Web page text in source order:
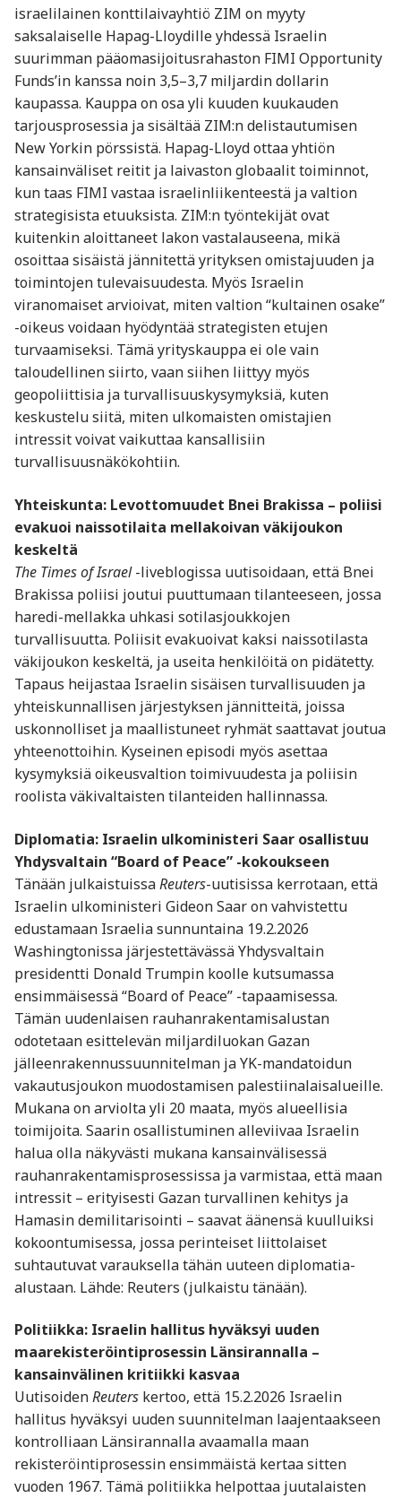
israelilainen konttilaivayhtiö ZIM on myyty
saksalaiselle Hapag-Lloydille yhdessä Israelin
suurimman pääomasijoitusrahaston FIMI Opportunity
Funds’in kanssa noin 3,5–3,7 miljardin dollarin
kaupassa. Kauppa on osa yli kuuden kuukauden
tarjousprosessia ja sisältää ZIM:n delistautumisen
New Yorkin pörssistä. Hapag-Lloyd ottaa yhtiön
kansainväliset reitit ja laivaston globaalit toiminnot,
kun taas FIMI vastaa israelinliikenteestä ja valtion
strategisista etuuksista. ZIM:n työntekijät ovat
kuitenkin aloittaneet lakon vastalauseena, mikä
osoittaa sisäistä jännitettä yrityksen omistajuuden ja
toimintojen tulevaisuudesta. Myös Israelin
viranomaiset arvioivat, miten valtion “kultainen osake”
-oikeus voidaan hyödyntää strategisten etujen
turvaamiseksi. Tämä yrityskauppa ei ole vain
taloudellinen siirto, vaan siihen liittyy myös
geopoliittisia ja turvallisuuskysymyksiä, kuten
keskustelu siitä, miten ulkomaisten omistajien
intressit voivat vaikuttaa kansallisiin
turvallisuusnäkökohtiin.
Yhteiskunta: Levottomuudet Bnei Brakissa – poliisi
evakuoi naissotilaita mellakoivan väkijoukon
keskeltä
The Times of Israel-liveblogissa uutisoidaan, että Bnei
Brakissa poliisi joutui puuttumaan tilanteeseen, jossa
haredi-mellakka uhkasi sotilasjoukkojen
turvallisuutta. Poliisit evakuoivat kaksi naissotilasta
väkijoukon keskeltä, ja useita henkilöitä on pidätetty.
Tapaus heijastaa Israelin sisäisen turvallisuuden ja
yhteiskunnallisen järjestyksen jännitteitä, joissa
uskonnolliset ja maallistuneet ryhmät saattavat joutua
yhteenottoihin. Kyseinen episodi myös asettaa
kysymyksiä oikeusvaltion toimivuudesta ja poliisin
roolista väkivaltaisten tilanteiden hallinnassa.
Diplomatia: Israelin ulkoministeri Saar osallistuu
Yhdysvaltain “Board of Peace” -kokoukseen
Tänään julkaistuissaReuters-uutisissa kerrotaan, että
Israelin ulkoministeri Gideon Saar on vahvistettu
edustamaan Israelia sunnuntaina 19.2.2026
Washingtonissa järjestettävässä Yhdysvaltain
presidentti Donald Trumpin koolle kutsumassa
ensimmäisessä “Board of Peace” -tapaamisessa.
Tämän uudenlaisen rauhanrakentamisalustan
odotetaan esittelevän miljardiluokan Gazan
jälleenrakennussuunnitelman ja YK-mandatoidun
vakautusjoukon muodostamisen palestiinalaisalueille.
Mukana on arviolta yli 20 maata, myös alueellisia
toimijoita. Saarin osallistuminen alleviivaa Israelin
halua olla näkyvästi mukana kansainvälisessä
rauhanrakentamisprosessissa ja varmistaa, että maan
intressit – erityisesti Gazan turvallinen kehitys ja
Hamasin demilitarisointi – saavat äänensä kuulluiksi
kokoontumisessa, jossa perinteiset liittolaiset
suhtautuvat varauksella tähän uuteen diplomatia-
alustaan. Lähde: Reuters (julkaistu tänään).
Politiikka: Israelin hallitus hyväksyi uuden
maarekisteröintiprosessin Länsirannalla –
kansainvälinen kritiikki kasvaa
UutisoidenReuters kertoo, että 15.2.2026 Israelin
hallitus hyväksyi uuden suunnitelman laajentaakseen
kontrolliaan Länsirannalla avaamalla maan
rekisteröintiprosessin ensimmäistä kertaa sitten
vuoden 1967. Tämä politiikka helpottaa juutalaisten